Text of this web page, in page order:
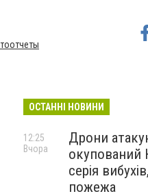
ОСТАННІ НОВИНИ
Дрони
окупований
серія
пожежа
12:25
Вчора